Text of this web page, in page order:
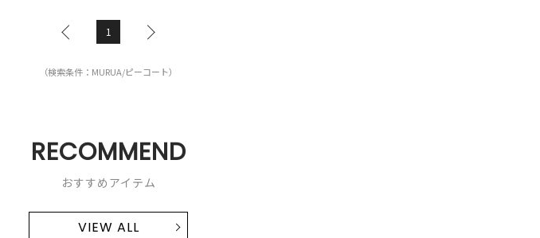
1
（検索条件：MURUA/ピーコート）
RECOMMEND
おすすめアイテム
VIEW ALL